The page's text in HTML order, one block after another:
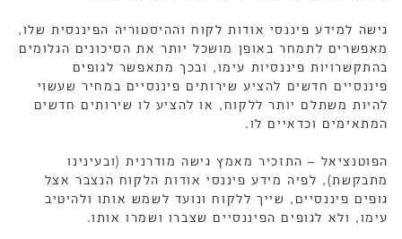
גישה למידע פיננסי אודות לקוח וההיסטוריה הפיננסית שלו,
מאפשרים לתמחר באופן מושכל יותר את הסיכונים הגלומים
בהתקשרויות פיננסיות עימו, ובכך מתאפשר לגופים
פיננסיים חדשים להציע שירותים פיננסיים במחיר שעשוי
להיות משתלם יותר ללקוח, או להציע לו שירותים חדשים
המתאימים וכדאיים לו.
הפוטנציאל – התזכיר מאמץ גישה מודרנית (ובעינינו
מתבקשת), לפיה מידע פיננסי אודות הלקוח הנצבר אצל
גופים פיננסיים, שייך ללקוח ונועד לשמש אותו ולהיטיב
עימו, ולא לגופים הפיננסיים שצברו ושמרו אותו.